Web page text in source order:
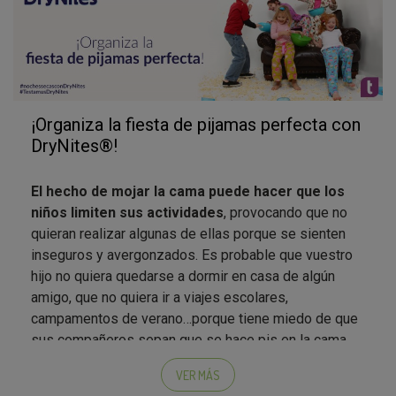
¿Conocíais estos consejos? ¿Cuáles ponéis ya
en práctica?
podréis enviar vuestra pregunta. La pediatra
responderá semanalmente todas vuestras
inquietudes.
¡Animaos, si queréis, a hacer vuestras primeras
¡Organiza la fiesta de pijamas perfecta con
DryNites®!
El hecho de mojar la cama puede hacer que los
niños limiten sus actividades, provocando que no
quieran realizar algunas de ellas porque se sienten
inseguros y avergonzados. Es probable que vuestro
hijo no quiera quedarse a dormir en casa de algún
amigo, que no quiera ir a viajes escolares,
campamentos de verano…porque tiene miedo de que
sus compañeros sepan que se hace pis en la cama.
Ante este tipo de situacioneses importante que
VER MÁS